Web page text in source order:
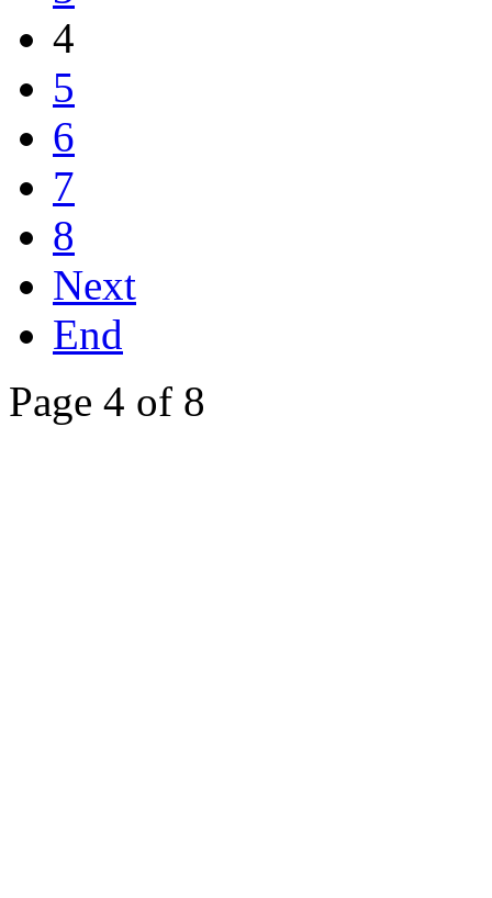
4
5
6
7
8
Next
End
Page 4 of 8